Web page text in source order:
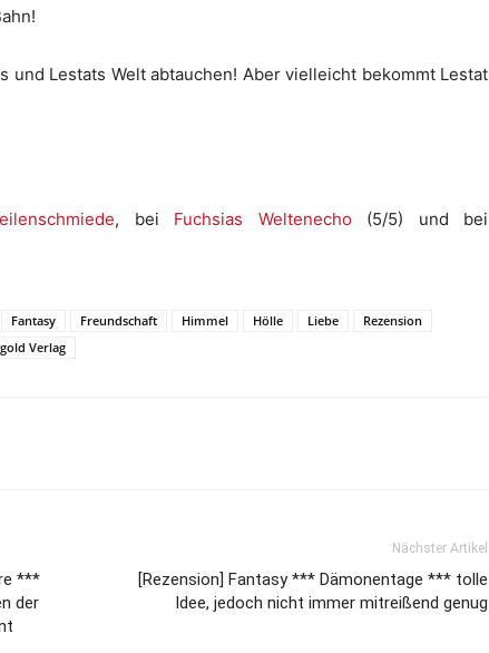
und Lestats Welt abtauchen! Aber vielleicht bekommt Lestat
, bei Fuchsias Weltenecho (5/5) und bei
Fantasy Freundschaft Himmel Hölle Liebe
Rezension
Verlag
***
der
Nächster Artikel
[Rezension] Fantasy *** Dämonentage *** tolle
Idee, jedoch nicht immer mitreißend genug